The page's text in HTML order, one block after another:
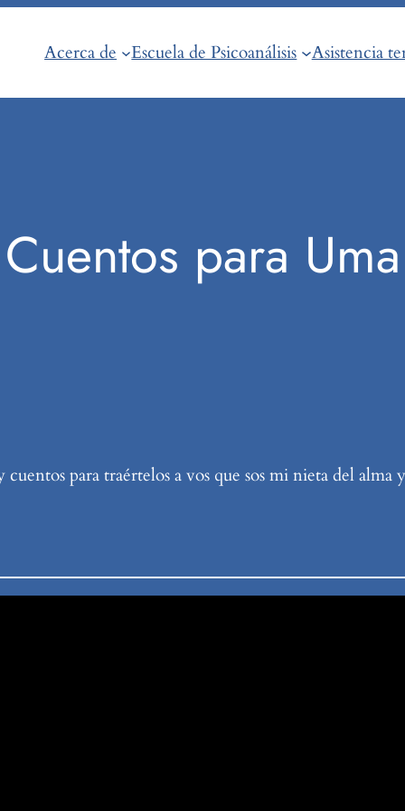
Acerca de Escuela de Psicoanálisis Asistencia
Cuentos para Uma
para traértelos a vos que sos mi nieta del